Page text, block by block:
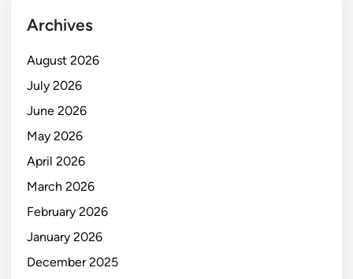
Archives
August 2026
July 2026
June 2026
May 2026
April 2026
March 2026
February 2026
January 2026
December 2025